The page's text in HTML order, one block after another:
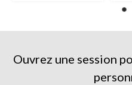
Ouvrez une session